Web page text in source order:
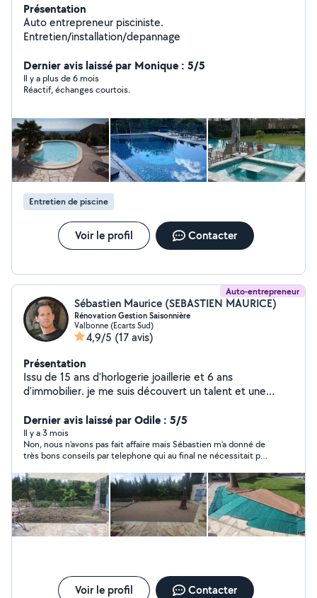
Présentation
Auto entrepreneur pisciniste.
Entretien/installation/depannage
Dernier avis laissé par Monique : 5/5
Il y a plus de 6 mois
Réactif, échanges courtois.
Entretien de piscine
Voir le profil Contacter
Auto-entrepreneur
Sébastien Maurice (SEBASTIEN MAURICE)
Rénovation Gestion Saisonnière
Valbonne (Ecarts Sud)
4,9/5 (17 avis)
Présentation
Issu de 15 ans d'horlogerie joaillerie et 6 ans
d'immobilier. je me suis découvert un talent et une
mise en vente et la location saisonnière. j'ai donc créer
mon service de Rénovation, Vente et Gestion
Saisonnière, pour toutes les personnes, qui souhaitent
préserver leur patrimoine et en dégager des bénéfices
Contact 7.68.69.66.39
Dernier avis laissé par Odile : 5/5
Il y a 3 mois
Non, nous n'avons pas fait affaire mais Sébastien m'a donné de
très bons conseils par telephone qui au final ne nécessitait pas
honnête et ne cherche pas à intervenir absolument chez
quelqu'un si cela n'est pas vraiment utile. Et de plus il est très
agréable. Sympathique.
Voir le profil Contacter